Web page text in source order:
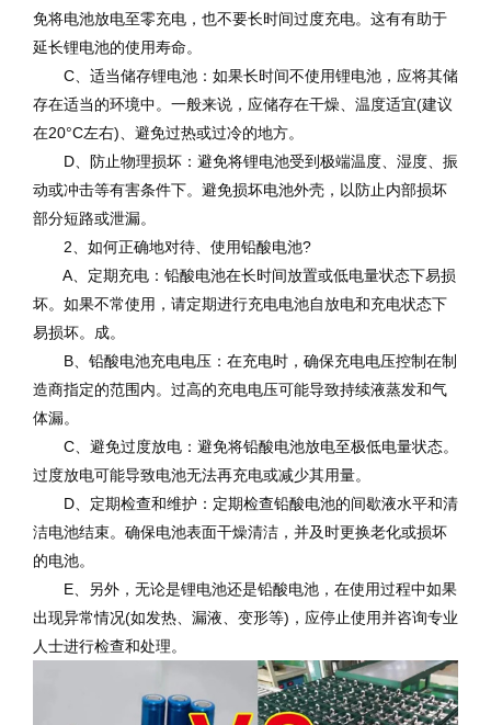
免将电池放电至零充电，也不要长时间过度充电。这有有助于
延长锂电池的使用寿命。
C、适当储存锂电池：如果长时间不使用锂电池，应将其储
存在适当的环境中。一般来说，应储存在干燥、温度适宜(建议
在20°C左右)、避免过热或过冷的地方。
D、防止物理损坏：避免将锂电池受到极端温度、湿度、振
动或冲击等有害条件下。避免损坏电池外壳，以防止内部损坏
部分短路或泄漏。
2、如何正确地对待、使用铅酸电池?
A、定期充电：铅酸电池在长时间放置或低电量状态下易损
坏。如果不常使用，请定期进行充电电池自放电和充电状态下
易损坏。成。
B、铅酸电池充电电压：在充电时，确保充电电压控制在制
造商指定的范围内。过高的充电电压可能导致持续液蒸发和气
体漏。
C、避免过度放电：避免将铅酸电池放电至极低电量状态。
过度放电可能导致电池无法再充电或减少其用量。
D、定期检查和维护：定期检查铅酸电池的间歇液水平和清
洁电池结束。确保电池表面干燥清洁，并及时更换老化或损坏
的电池。
E、另外，无论是锂电池还是铅酸电池，在使用过程中如果
出现异常情况(如发热、漏液、变形等)，应停止使用并咨询专业
人士进行检查和处理。